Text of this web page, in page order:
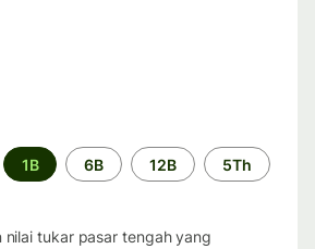
1B 6B 12B 5Th
nilai tukar pasar tengah yang